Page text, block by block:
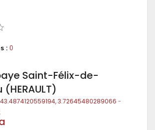
: 0
Saint-Félix-de-
43.4874120559194, 3.72645480289066 -